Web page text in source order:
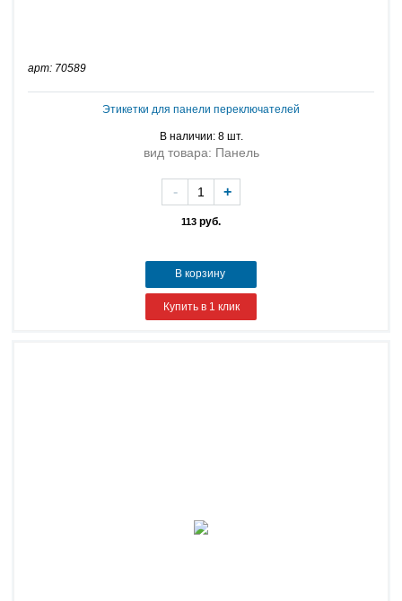
арт: 70589
Этикетки для панели переключателей
В наличии: 8 шт.
вид товара: Панель
113 руб.
- +
В корзину
Купить в 1 клик